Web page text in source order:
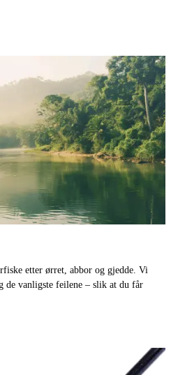
etter ørret, abbor og gjedde. Vi
de vanligste feilene – slik at du får